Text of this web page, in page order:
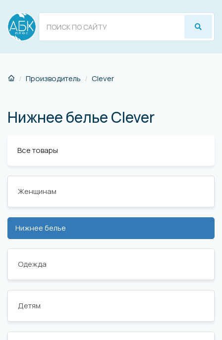
Производитель Сlever
Нижнее белье Сlever
Все товары
Женщинам
Нижнее белье
Одежда
Детям